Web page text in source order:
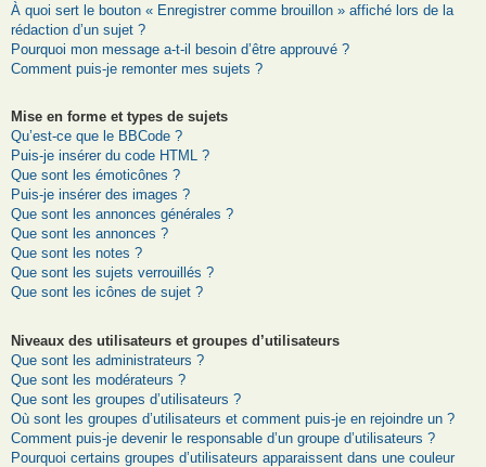
À quoi sert le bouton « Enregistrer comme brouillon » affiché lors de la
rédaction d’un sujet ?
Pourquoi mon message a-t-il besoin d’être approuvé ?
Comment puis-je remonter mes sujets ?
Mise en forme et types de sujets
Qu’est-ce que le BBCode ?
Puis-je insérer du code HTML ?
Que sont les émoticônes ?
Puis-je insérer des images ?
Que sont les annonces générales ?
Que sont les annonces ?
Que sont les notes ?
Que sont les sujets verrouillés ?
Que sont les icônes de sujet ?
Niveaux des utilisateurs et groupes d’utilisateurs
Que sont les administrateurs ?
Que sont les modérateurs ?
Que sont les groupes d’utilisateurs ?
Où sont les groupes d’utilisateurs et comment puis-je en rejoindre un ?
Comment puis-je devenir le responsable d’un groupe d’utilisateurs ?
Pourquoi certains groupes d’utilisateurs apparaissent dans une couleur